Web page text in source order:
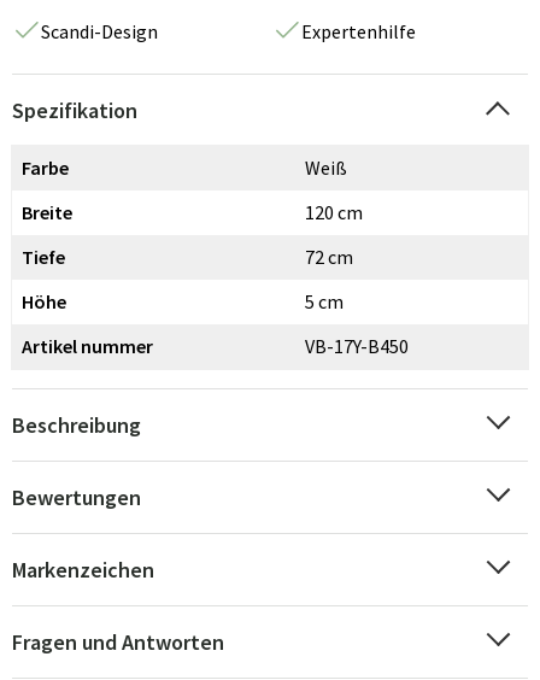
Scandi-Design
Expertenhilfe
Spezifikation
Farbe
Weiß
Breite
120 cm
Tiefe
72 cm
Höhe
5 cm
Artikel nummer
VB-17Y-B450
Beschreibung
Bewertungen
Markenzeichen
Fragen und Antworten